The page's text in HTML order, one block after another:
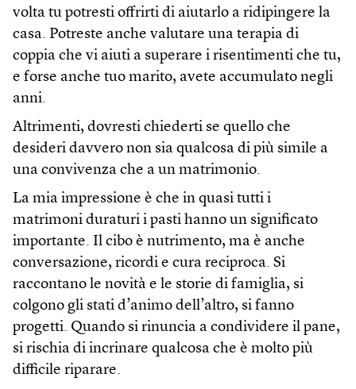
volta tu potresti offrirti di aiutarlo a ridipingere la
casa. Potreste anche valutare una terapia di
coppia che vi aiuti a superare i risentimenti che tu,
e forse anche tuo marito, avete accumulato negli
anni.
Altrimenti, dovresti chiederti se quello che
desideri davvero non sia qualcosa di più simile a
una convivenza che a un matrimonio.
La mia impressione è che in quasi tutti i
matrimoni duraturi i pasti hanno un significato
importante. Il cibo è nutrimento, ma è anche
conversazione, ricordi e cura reciproca. Si
raccontano le novità e le storie di famiglia, si
colgono gli stati d’animo dell’altro, si fanno
progetti. Quando si rinuncia a condividere il pane,
si rischia di incrinare qualcosa che è molto più
difficile riparare.